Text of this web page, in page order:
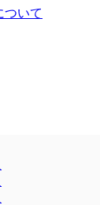
ついて